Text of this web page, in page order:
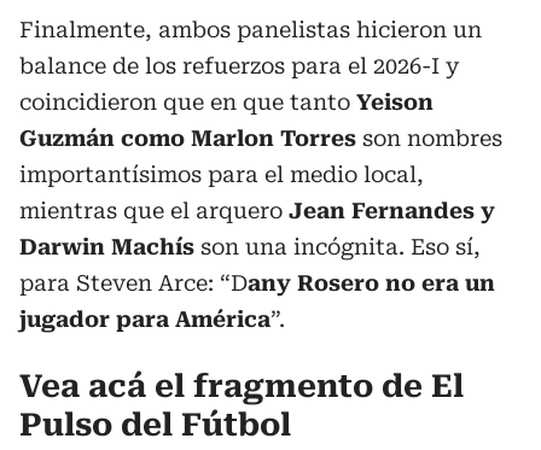
Finalmente, ambos panelistas hicieron un
balance de los refuerzos para el 2026-I y
coincidieron que en que tanto Yeison
Guzmán como Marlon Torres son nombres
importantísimos para el medio local,
mientras que el arquero Jean Fernandes y
Darwin Machís son una incógnita. Eso sí,
para Steven Arce: “Dany Rosero no era un
jugador para América”.
Vea acá el fragmento de El
Pulso del Fútbol